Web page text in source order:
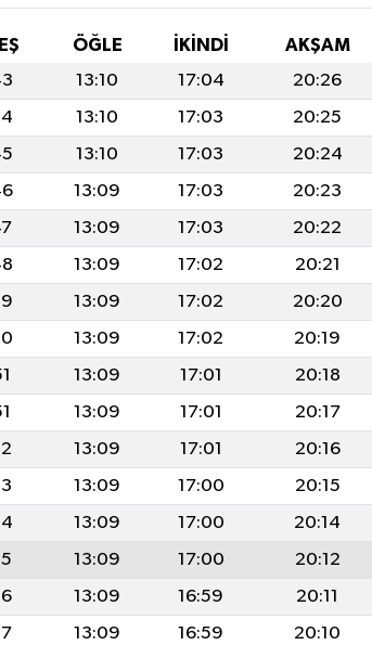
ÖĞLE İKINDI AKŞAM
13:10 17:04 20:26
13:10 17:03 20:25
13:10 17:03 20:24
13:09 17:03 20:23
13:09 17:03 20:22
13:09 17:02 20:21
13:09 17:02 20:20
13:09 17:02 20:19
13:09 17:01 20:18
13:09 17:01 20:17
13:09 17:01 20:16
13:09 17:00 20:15
13:09 17:00 20:14
13:09 17:00 20:12
13:09 16:59 20:11
13:09 16:59 20:10